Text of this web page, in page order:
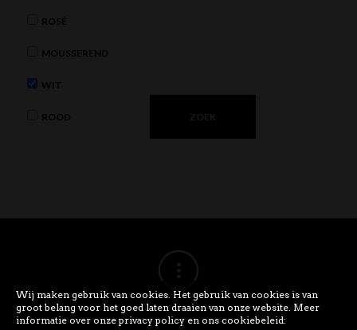
ROSÉ
MOUSSEREND
WIT
ROOD
Wij maken gebruik van cookies. Het gebruik van cookies is van
groot belang voor het goed laten draaien van onze website. Meer
informatie over onze privacy policy en ons cookiebeleid: